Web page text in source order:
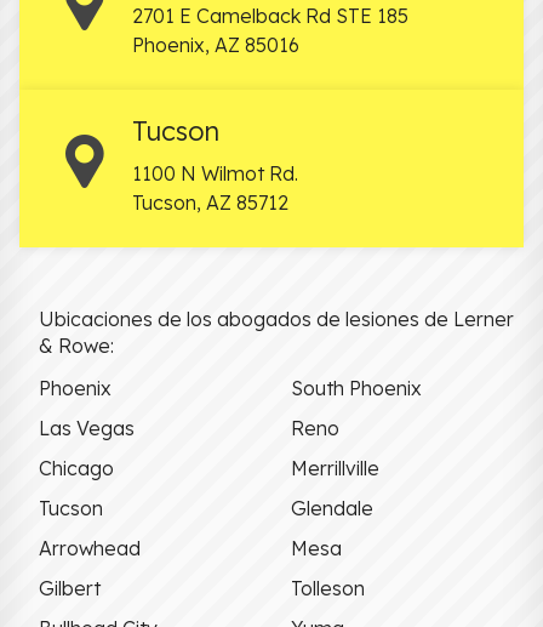
2701 E Camelback Rd STE 185
Phoenix, AZ 85016
Tucson
1100 N Wilmot Rd.
Tucson, AZ 85712
Ubicaciones de los abogados de lesiones de Lerner
& Rowe:
Phoenix
South Phoenix
Las Vegas
Reno
Chicago
Merrillville
Tucson
Glendale
Arrowhead
Mesa
Gilbert
Tolleson